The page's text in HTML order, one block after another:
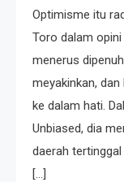
Optimisme itu
Toro dalam
menerus
meyakinkan,
ke dalam hati.
Unbiased, dia
daerah
[…]